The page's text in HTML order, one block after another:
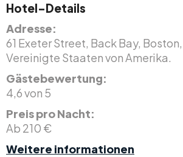
Hotel-Details
Adresse:
61 Exeter Street, Back Bay, Boston,
Vereinigte Staaten von Amerika.
Gästebewertung:
4,6 von 5
Preis pro Nacht:
Ab 210 €
Weitere informationen